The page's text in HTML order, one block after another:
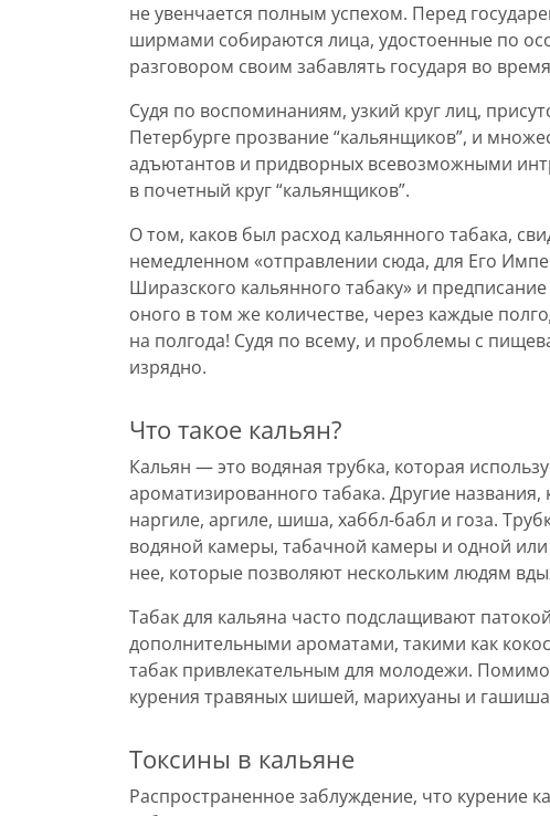
не увенчается полным успехом. Перед
ширмами собираются лица, удостоенные по
разговором своим забавлять государя во
Судя по воспоминаниям, узкий круг лиц,
Петербурге прозвание “кальянщиков”, и
адъютантов и придворных всевозможными
в почетный круг “кальянщиков”.
О том, каков был расход кальянного табака,
немедленном «отправлении сюда, для Его
Ширазского кальянного табаку» и
оного в том же количестве, через каждые
на полгода! Судя по всему, и проблемы с
изрядно.
Что такое кальян?
Кальян — это водяная трубка, которая
ароматизированного табака. Другие
наргиле, аргиле, шиша, хаббл-бабл и гоза.
водяной камеры, табачной камеры и одной или
нее, которые позволяют нескольким людям
Табак для кальяна часто подслащивают
дополнительными ароматами, такими как
табак привлекательным для молодежи.
курения травяных шишей, марихуаны и
Токсины в кальяне
Распространенное заблуждение, что курение